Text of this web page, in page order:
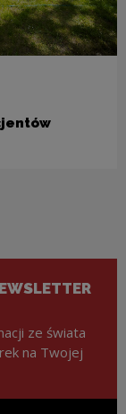
ze świata
na Twojej